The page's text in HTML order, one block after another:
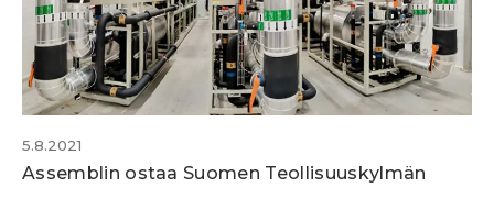
5.8.2021
Assemblin ostaa Suomen Teollisuuskylmän